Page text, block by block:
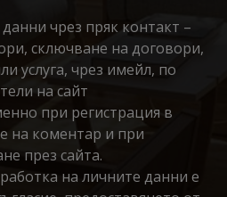
чрез пряк контакт –
сключване на договори,
услуга, чрез имейл, по
на сайт
при регистрация в
на коментар и при
през сайта.
на личните данни е